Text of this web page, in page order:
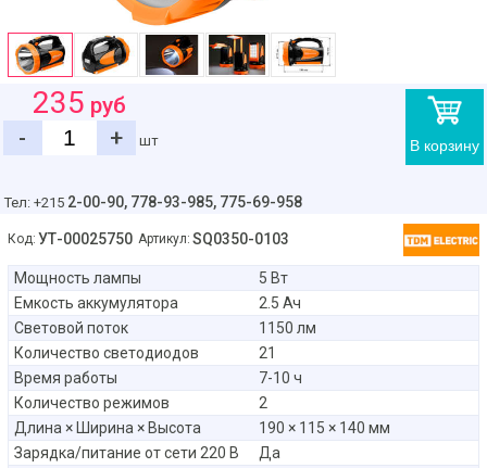
В корзину
235 руб
-
+ шт
Тел: +215 2-00-90, 778-93-985, 775-69-958
Код: УТ-00025750 Артикул: SQ0350-0103
Мощность лампы
5 Вт
Емкость аккумулятора
2.5 Ач
Световой поток
1150 лм
Количество светодиодов
21
Время работы
7-10 ч
Количество режимов
2
Длина × Ширина × Высота
190 × 115 × 140 мм
Зарядка/питание от сети 220 В
Да